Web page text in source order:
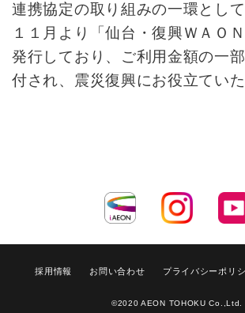
連携協定の取り組みの一環とし
１１月より「仙台・復興ＷＡＯ
発行しており、ご利用金額の一
付され、震災復興にお役立ていた
採用情報 お問い合わせ プライバシーポリ
©2020 AEON TOHOKU Co.,Ltd.